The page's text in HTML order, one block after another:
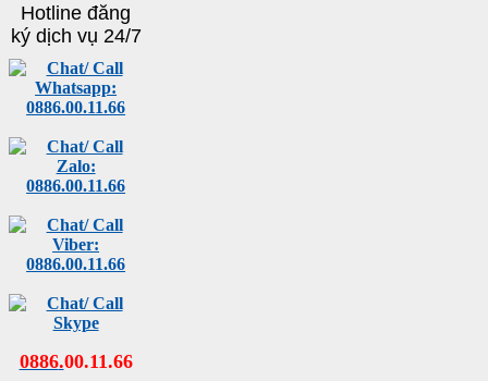
Hotline đăng
ký dịch vụ 24/7
0886.00.11.66